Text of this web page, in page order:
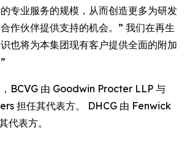
专业服务的规模，从而创造更多为研发
作伙伴提供支持的机会。” 我们在再生
也将为本集团现有客户提供全面的附加
BCVG 由 Goodwin Procter LLP 与
担任其代表方。 DHCG 由 Fenwick
代表方。